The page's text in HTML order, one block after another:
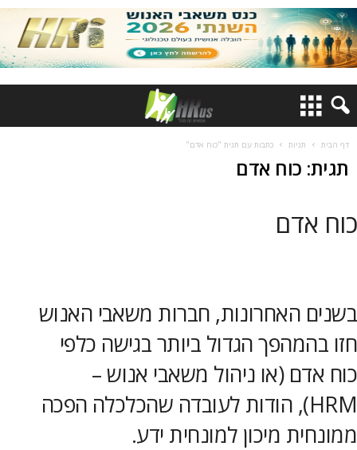
דף הבית תגיות כתבות עם תגית "כוח אדם"
תגית: כוח אדם
כוח אדם
בשנים האחרונות, חברות משאבי האנוש
חזו בהמהפך הגדול ביותר בגישה כלפי
כוח אדם (או ניהול משאבי אנוש –
HRM), הודות לעובדה שהכלכלה הפכה
ממונחית מיכון למונחית ידע.